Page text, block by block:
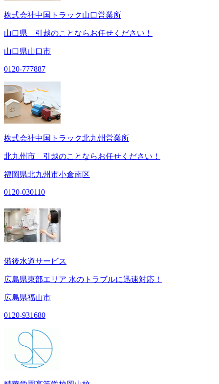
株式会社中国トラック山口営業所
山口県 引越のことならお任せください！
山口県山口市
0120-777887
株式会社中国トラック北九州営業所
北九州市 引越のことならお任せください！
福岡県北九州市小倉南区
0120-030110
備後水道サービス
広島県東部エリア 水のトラブルに迅速対応！
広島県福山市
0120-931680